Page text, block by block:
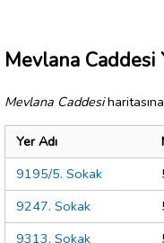
Mevlana Caddesi
Mevlana Caddesi
Yer Adı
9195/5. Sokak
9247. Sokak
9313. Sokak